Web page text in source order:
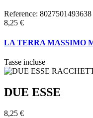
Reference: 8027501493638
8,25 €
LA TERRA MASSIMO
Tasse incluse
DUE ESSE
8,25 €